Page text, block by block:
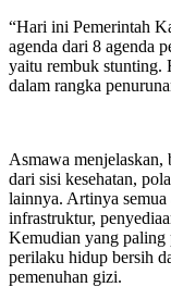
“Hari ini Pemerintah
agenda dari 8 agenda
yaitu rembuk stunting.
dalam rangka
Asmawa menjelaskan,
dari sisi kesehatan,
lainnya. Artinya semua
infrastruktur,
Kemudian yang paling
perilaku hidup bersih
pemenuhan gizi.